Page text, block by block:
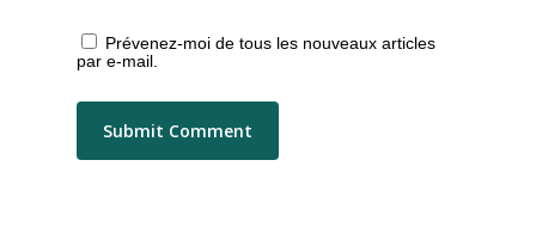
Prévenez-moi de tous les nouveaux articles
par e-mail.